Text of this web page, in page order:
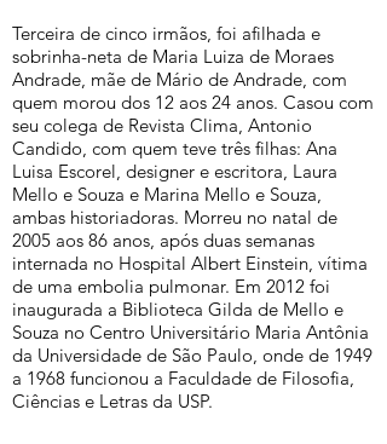
Terceira de cinco irmãos, foi afilhada e
sobrinha-neta de Maria Luiza de Moraes
Andrade, mãe de Mário de Andrade, com
quem morou dos 12 aos 24 anos. Casou com
seu colega de Revista Clima, Antonio
Candido, com quem teve três filhas: Ana
Luisa Escorel, designer e escritora, Laura
Mello e Souza e Marina Mello e Souza,
ambas historiadoras. Morreu no natal de
2005 aos 86 anos, após duas semanas
internada no Hospital Albert Einstein, vítima
de uma embolia pulmonar. Em 2012 foi
inaugurada a Biblioteca Gilda de Mello e
Souza no Centro Universitário Maria Antônia
da Universidade de São Paulo, onde de 1949
a 1968 funcionou a Faculdade de Filosofia,
Ciências e Letras da USP.